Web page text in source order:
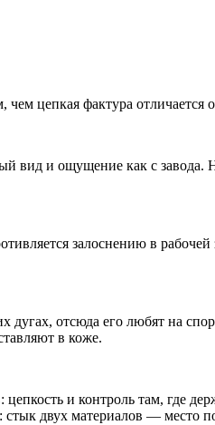
цепкая фактура отличается
вид и ощущение как с завода.
залоснению в рабочей
дугах, отсюда его любят на
в коже.
и контроль там, где
стык двух материалов — место